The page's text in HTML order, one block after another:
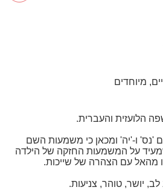
מיוחדים
הלועזית והעברית.
'נס' ו-'יה' ומכאן כי משמעות השם
על המשמעות החזקה של הילדה
מהאל עם הצהרה של שייכות.
יושר, טוהר, צניעות.